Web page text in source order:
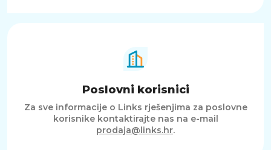
Poslovni korisnici
Za sve informacije o Links rješenjima za poslovne
korisnike kontaktirajte nas na e-mail
prodaja@links.hr.